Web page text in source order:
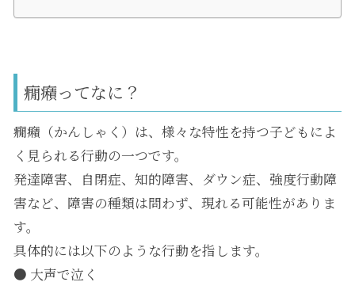
癇癪ってなに？
癇癪（かんしゃく）は、様々な特性を持つ子どもによ
く見られる行動の一つです。
発達障害、自閉症、知的障害、ダウン症、強度行動障
害など、障害の種類は問わず、現れる可能性がありま
す。
具体的には以下のような行動を指します。
● 大声で泣く